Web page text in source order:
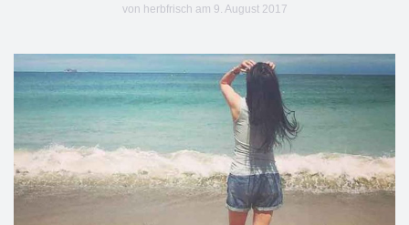
von herbfrisch am 9. August 2017